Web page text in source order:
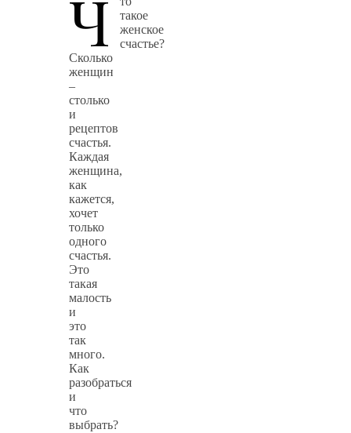
Ч
такое
женское
счастье?
Сколько
женщин
–
столько
и
рецептов
счастья.
Каждая
женщина,
как
кажется,
хочет
только
одного
счастья.
Это
такая
малость
и
это
так
много.
Как
разобраться
и
что
выбрать?